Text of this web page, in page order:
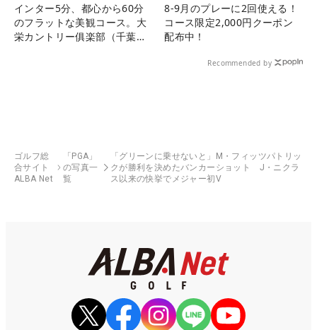
インター5分、都心から60分
のフラットな美観コース。大
栄カントリー俱楽部（千葉
8-9月のプレーに2回使える！
コース限定2,000円クーポン
配布中！
Recommended by
ゴルフ総
合サイト
ALBA Net
「PGA」
の写真一
覧
「グリーンに乗せないと」M・フィッツパトリッ
クが勝利を決めたバンカーショット J・ニクラ
ス以来の快挙でメジャー初V